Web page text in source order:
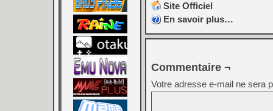
Site Officiel
En savoir plus…
Commentaire ¬
Votre adresse e-mail ne sera